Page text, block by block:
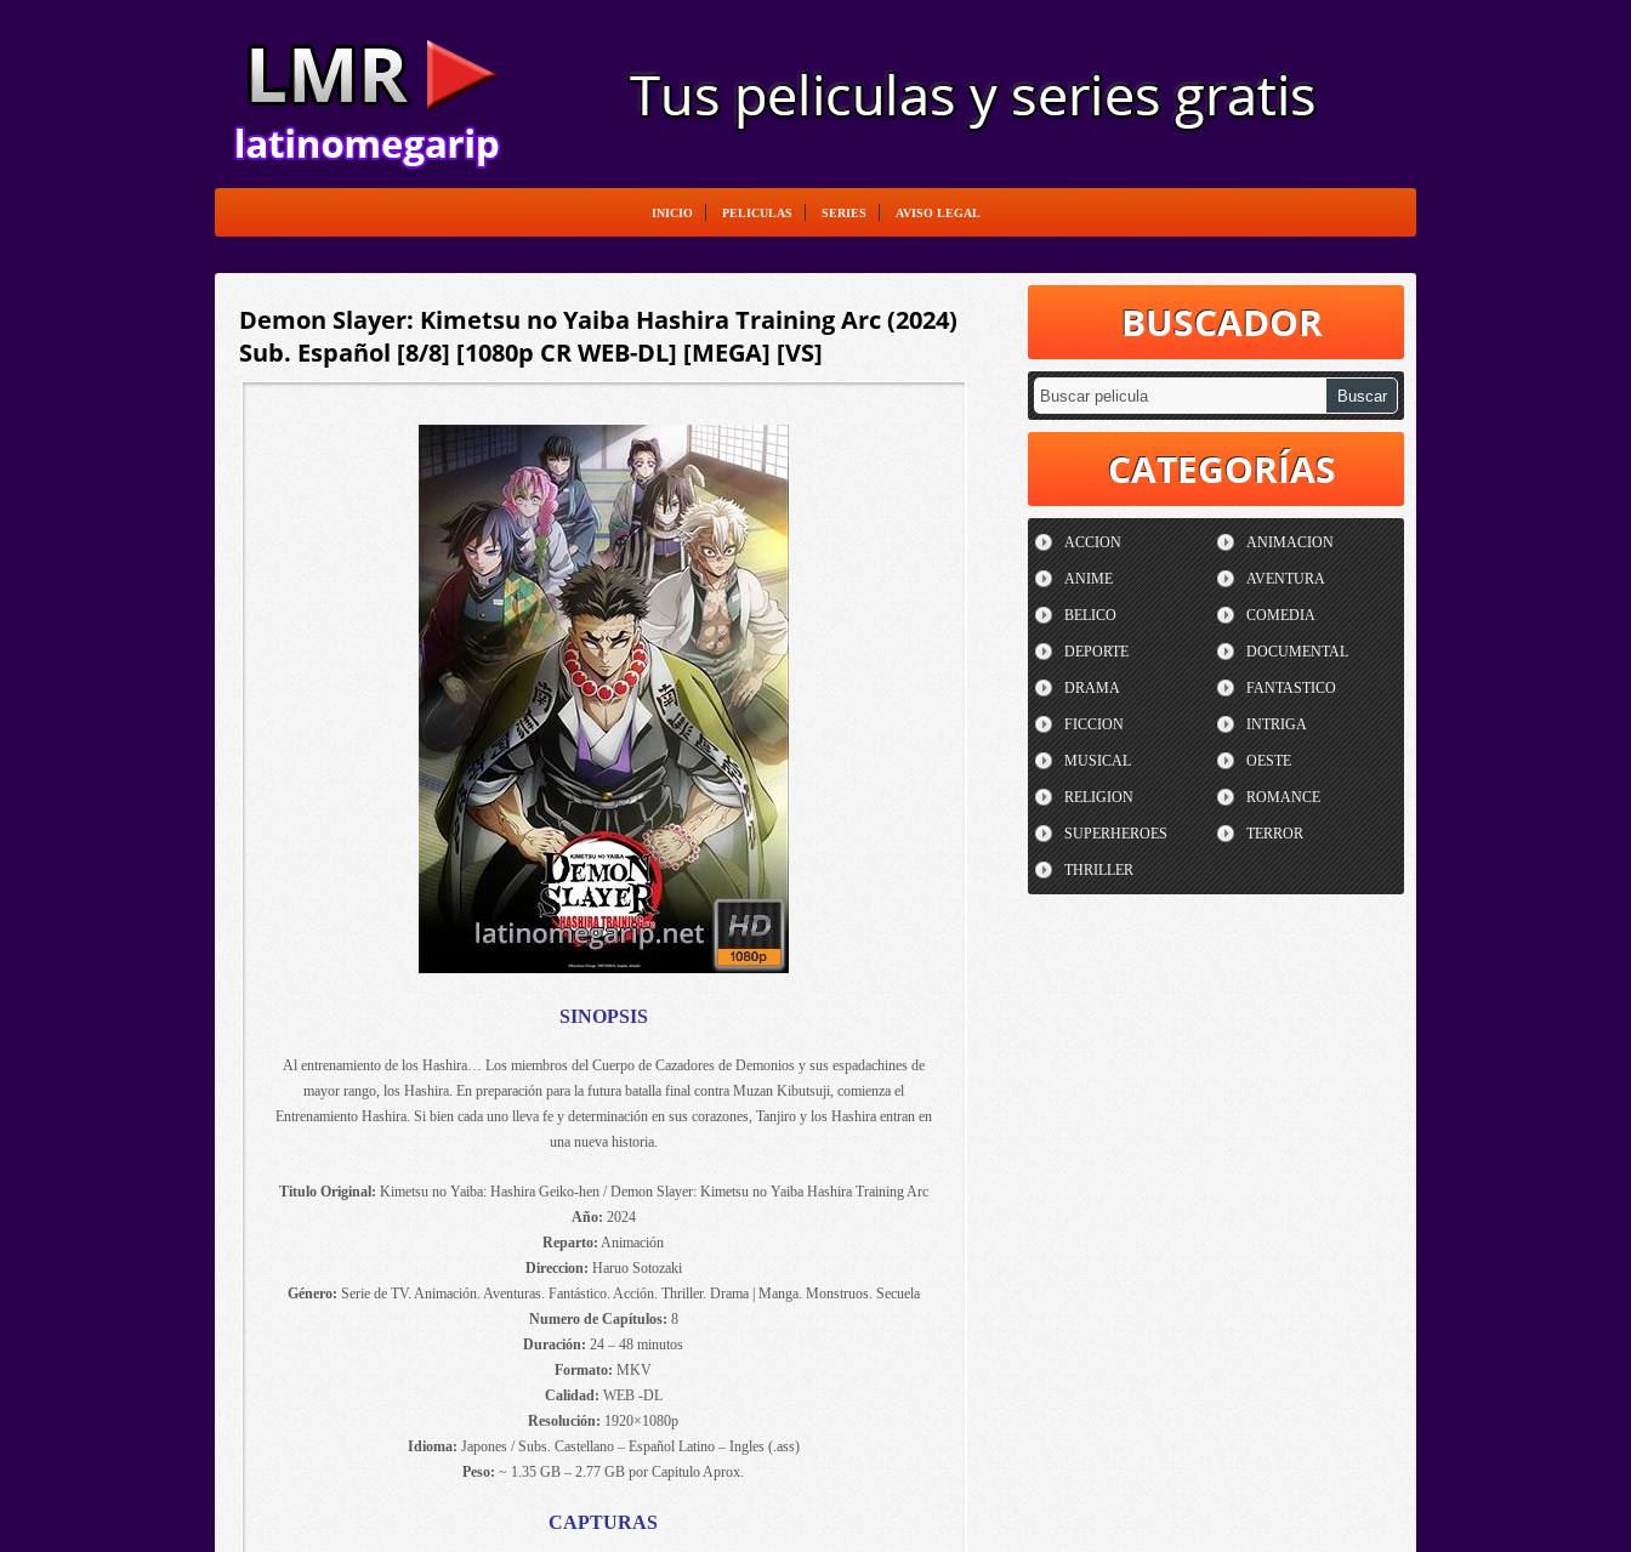
INICIO PELICULAS SERIES AVISO LEGAL
Demon Slayer: Kimetsu no Yaiba Hashira Training Arc (2024)
Sub. Español [8/8] [1080p CR WEB-DL] [MEGA] [VS]
SINOPSIS
Al entrenamiento de los Hashira… Los miembros del Cuerpo de Cazadores de Demonios y sus espadachines de
mayor rango, los Hashira. En preparación para la futura batalla final contra Muzan Kibutsuji, comienza el
Entrenamiento Hashira. Si bien cada uno lleva fe y determinación en sus corazones, Tanjiro y los Hashira entran en
una nueva historia.
Titulo Original: Kimetsu no Yaiba: Hashira Geiko-hen / Demon Slayer: Kimetsu no Yaiba Hashira Training Arc
Año: 2024
Reparto: Animación
Direccion: Haruo Sotozaki
Género: Serie de TV. Animación. Aventuras. Fantástico. Acción. Thriller. Drama | Manga. Monstruos. Secuela
Numero de Capítulos: 8
Duración: 24 – 48 minutos
Formato: MKV
Calidad: WEB -DL
Resolución: 1920×1080p
Idioma: Japones / Subs. Castellano – Español Latino – Ingles (.ass)
Peso: ~ 1.35 GB – 2.77 GB por Capitulo Aprox.
CAPTURAS
BUSCADOR
CATEGORÍAS
ACCION ANIMACION
ANIME AVENTURA
BELICO COMEDIA
DEPORTE DOCUMENTAL
DRAMA FANTASTICO
FICCION INTRIGA
MUSICAL OESTE
RELIGION ROMANCE
SUPERHEROES TERROR
THRILLER